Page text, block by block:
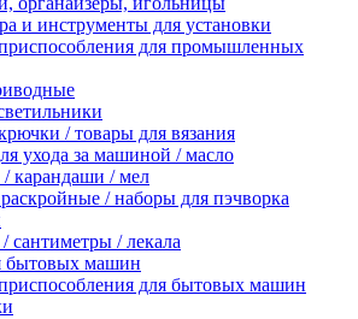
и инструменты для установки
для промышленных
/ товары для вязания
ухода за машиной / масло
карандаши / мел
/ наборы для пэчворка
сантиметры / лекала
бытовых машин
для бытовых машин